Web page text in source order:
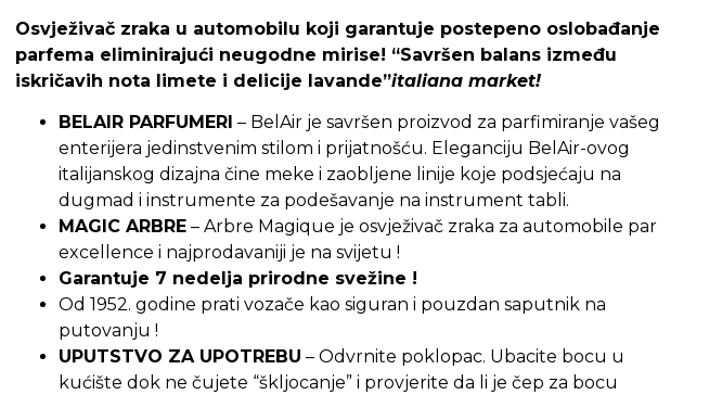
Osvježivač zraka u automobilu koji garantuje postepeno oslobađanje
parfema eliminirajući neugodne mirise! “Savršen balans između
iskričavih nota limete i delicije lavande”italiana market!
BELAIR PARFUMERI – BelAir je savršen proizvod za parfimiranje vašeg
enterijera jedinstvenim stilom i prijatnošću. Eleganciju BelAir-ovog
italijanskog dizajna čine meke i zaobljene linije koje podsjećaju na
dugmad i instrumente za podešavanje na instrument tabli.
MAGIC ARBRE – Arbre Magique je osvježivač zraka za automobile par
excellence i najprodavaniji je na svijetu !
Garantuje 7 nedelja prirodne svežine !
Od 1952. godine prati vozače kao siguran i pouzdan saputnik na
putovanju !
UPUTSTVO ZA UPOTREBU – Odvrnite poklopac. Ubacite bocu u
kućište dok ne čujete “škljocanje” i provjerite da li je čep za bocu